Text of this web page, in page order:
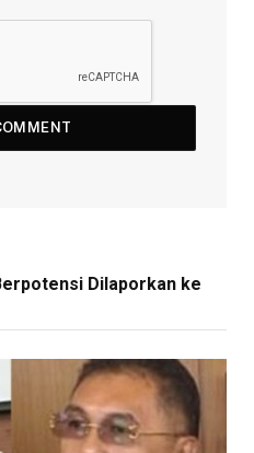
Dilaporkan ke